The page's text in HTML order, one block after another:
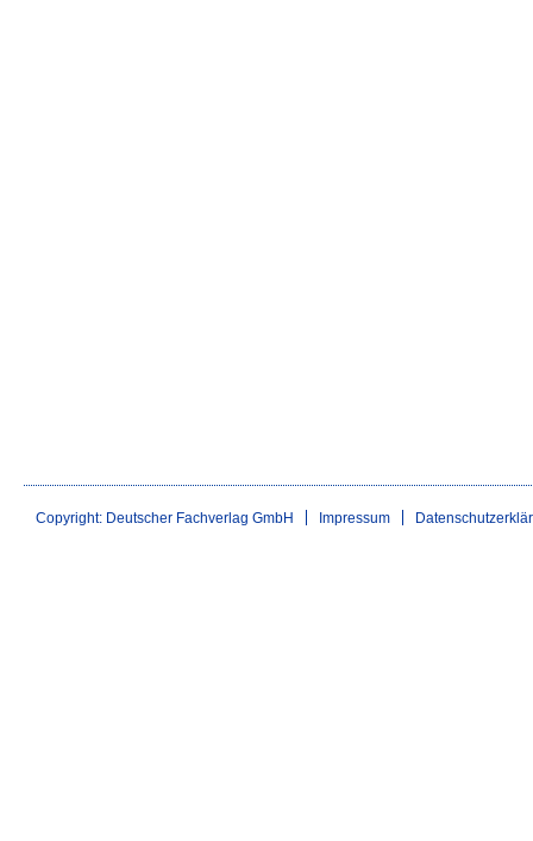
Copyright: Deutscher Fachverlag GmbH Impressum